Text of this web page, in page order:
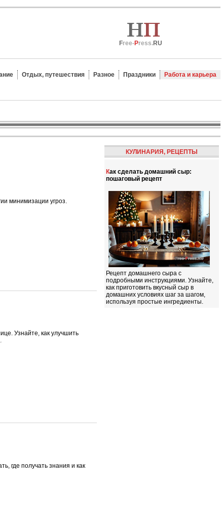
Free-Press.RU
Отдых, путешествия Разное Праздники
Работа и карьера
минимизации угроз.
Узнайте, как улучшить
где получать знания и как
КУЛИНАРИЯ, РЕЦЕПТЫ
Как сделать домашний сыр:
пошаговый рецепт
Рецепт домашнего сыра с
подробными инструкциями. Узнайте,
как приготовить вкусный сыр в
домашних условиях шаг за шагом,
используя простые ингредиенты.